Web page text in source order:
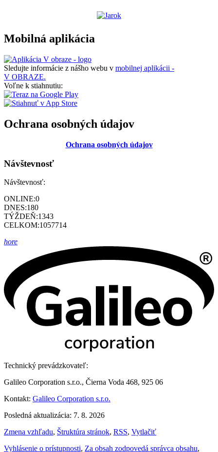
Mobilná aplikácia
Sledujte informácie z nášho webu v mobilnej aplikácii -
V OBRAZE.
Voľne k stiahnutiu:
Ochrana osobných údajov
Ochrana osobných údajov
Návštevnosť
Návštevnosť:
ONLINE:0
DNES:180
TÝŽDEŇ:1343
CELKOM:1057714
hore
Technický prevádzkovateľ:
Galileo Corporation s.r.o., Čierna Voda 468, 925 06
Kontakt: Galileo Corporation s.r.o.
Posledná aktualizácia: 7. 8. 2026
Zmena vzhľadu, Štruktúra stránok, RSS, Vytlačiť
Vyhlásenie o prístupnosti, Za obsah zodpovedá správca obsahu,